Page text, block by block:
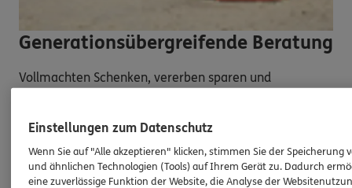
Generationsübergreifende Beratung
Vollmachten Schenken, vererben sparen und
Einstellungen zum Datenschutz
Wenn Sie auf "Alle akzeptieren" klicken, stimmen Sie der Speicherung
und ähnlichen Technologien (Tools) auf Ihrem Gerät zu. Dadurch
eine zuverlässige Funktion der Website, die Analyse der